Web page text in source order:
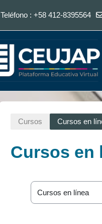
Teléfono : +58 412-8395564
Cursos Cursos en
Cursos en
Categorías